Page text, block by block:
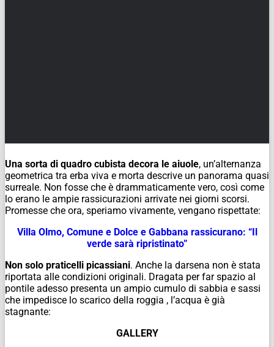
Una sorta di quadro cubista decora le aiuole, un’alternanza
geometrica tra erba viva e morta descrive un panorama quasi
surreale. Non fosse che è drammaticamente vero, così come
lo erano le ampie rassicurazioni arrivate nei giorni scorsi.
Promesse che ora, speriamo vivamente, vengano rispettate:
Villa Olmo, Comune e Dolce e Gabbana rassicurano: “Il
verde sarà ripristinato”
Non solo praticelli picassiani. Anche la darsena non è stata
riportata alle condizioni originali. Dragata per far spazio al
pontile adesso presenta un ampio cumulo di sabbia e sassi
che impedisce lo scarico della roggia , l’acqua è già
stagnante:
GALLERY